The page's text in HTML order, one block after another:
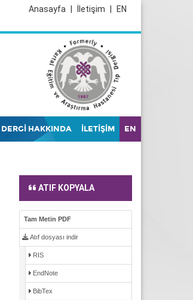
EN
İletişim
Anasayfa
DERGİ HAKKINDA İLETİŞİM EN
ATIF KOPYALA
Tam Metin PDF
Atıf dosyası indir
RIS
EndNote
BibTex